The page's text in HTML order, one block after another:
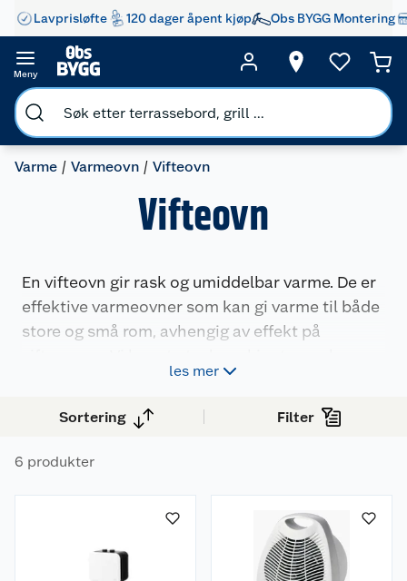
Lavprisløfte 120 dager åpent kjøp Obs BYGG Montering
Meny
Varme Varmeovn Vifteovn
Vifteovn
En vifteovn gir rask og umiddelbar varme. De er
effektive varmeovner som kan gi varme til både
store og små rom, avhengig av effekt på
som Mill, Calor og Adax.
les mer
Sortering Filter
6 produkter